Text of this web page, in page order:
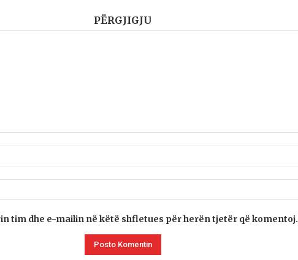
PËRGJIGJU
tim dhe e-mailin në këtë shfletues për herën tjetër që komentoj.